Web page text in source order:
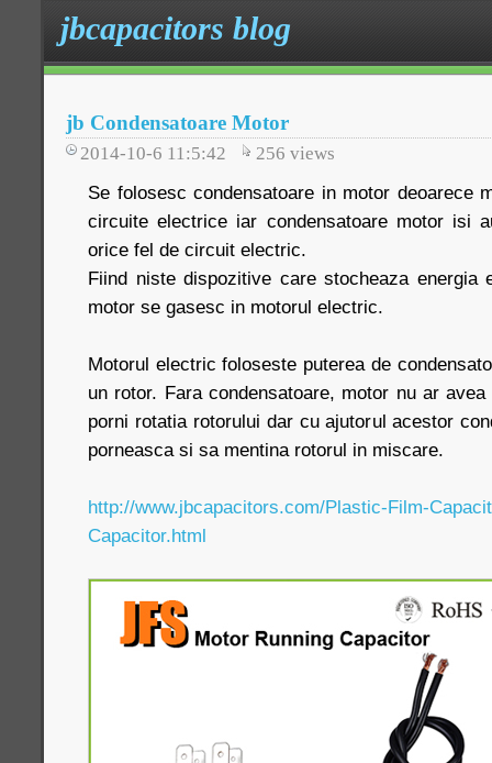
jbcapacitors blog
jb Condensatoare Motor
2014-10-6 11:5:42 256 views
Se folosesc condensatoare in motor deoarece
circuite electrice iar condensatoare motor isi
orice fel de circuit electric.
Fiind niste dispozitive care stocheaza energia
motor se gasesc in motorul electric.
Motorul electric foloseste puterea de
un rotor. Fara condensatoare, motor nu ar
porni rotatia rotorului dar cu ajutorul acestor
porneasca si sa mentina rotorul in miscare.
http://www.jbcapacitors.com/Plastic-Film-
Capacitor.html